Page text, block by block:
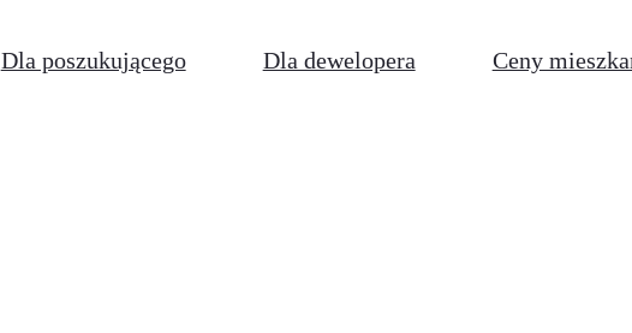
Dla poszukującego Dla dewelopera Ceny